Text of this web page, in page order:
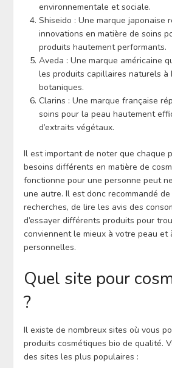
environnementale et sociale.
Shiseido : Une marque japonaise
innovations en matière de soins
produits hautement performants.
Aveda : Une marque américaine
les produits capillaires naturels à
botaniques.
Clarins : Une marque française
soins pour la peau hautement
d’extraits végétaux.
Il est important de noter que chaque
besoins différents en matière de
fonctionne pour une personne peut
une autre. Il est donc recommandé
recherches, de lire les avis des
d’essayer différents produits pour
conviennent le mieux à votre peau et
personnelles.
Quel site pour
?
Il existe de nombreux sites où vous
produits cosmétiques bio de qualité.
des sites les plus populaires :